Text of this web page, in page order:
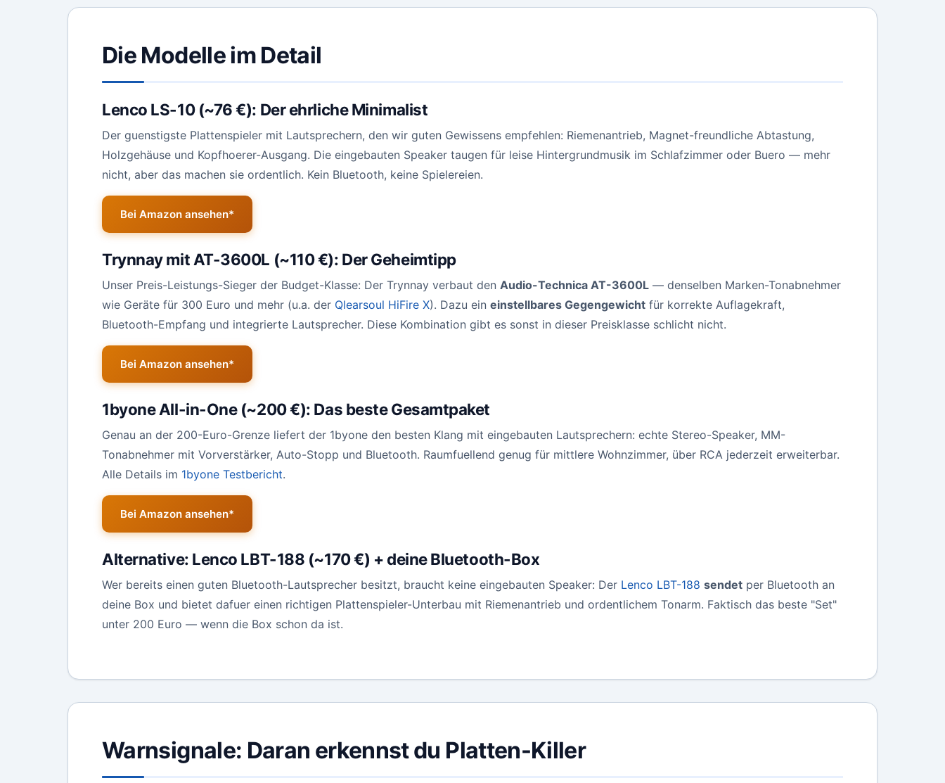
Die Modelle im Detail
Lenco LS-10 (~76 €): Der ehrliche Minimalist
Der guenstigste Plattenspieler mit Lautsprechern, den wir guten Gewissens empfehlen: Riemenantrieb, Magnet-freundliche Abtastung,
Holzgehäuse und Kopfhoerer-Ausgang. Die eingebauten Speaker taugen für leise Hintergrundmusik im Schlafzimmer oder Buero — mehr
nicht, aber das machen sie ordentlich. Kein Bluetooth, keine Spielereien.
Bei Amazon ansehen*
Trynnay mit AT-3600L (~110 €): Der Geheimtipp
Unser Preis-Leistungs-Sieger der Budget-Klasse: Der Trynnay verbaut den Audio-Technica AT-3600L — denselben Marken-Tonabnehmer
wie Geräte für 300 Euro und mehr (u.a. der Qlearsoul HiFire X). Dazu ein einstellbares Gegengewicht für korrekte Auflagekraft,
Bluetooth-Empfang und integrierte Lautsprecher. Diese Kombination gibt es sonst in dieser Preisklasse schlicht nicht.
Bei Amazon ansehen*
1byone All-in-One (~200 €): Das beste Gesamtpaket
Genau an der 200-Euro-Grenze liefert der 1byone den besten Klang mit eingebauten Lautsprechern: echte Stereo-Speaker, MM-
Tonabnehmer mit Vorverstärker, Auto-Stopp und Bluetooth. Raumfuellend genug für mittlere Wohnzimmer, über RCA jederzeit erweiterbar.
Alle Details im 1byone Testbericht.
Bei Amazon ansehen*
Alternative: Lenco LBT-188 (~170 €) + deine Bluetooth-Box
Wer bereits einen guten Bluetooth-Lautsprecher besitzt, braucht keine eingebauten Speaker: Der Lenco LBT-188 sendet per Bluetooth an
deine Box und bietet dafuer einen richtigen Plattenspieler-Unterbau mit Riemenantrieb und ordentlichem Tonarm. Faktisch das beste "Set"
unter 200 Euro — wenn die Box schon da ist.
Warnsignale: Daran erkennst du Platten-Killer